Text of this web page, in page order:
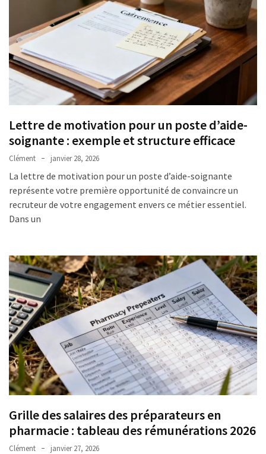
Lettre de motivation pour un poste d’aide-
soignante : exemple et structure efficace
Clément janvier 28, 2026
La lettre de motivation pour un poste d’aide-soignante
représente votre première opportunité de convaincre un
recruteur de votre engagement envers ce métier essentiel.
Dans un
Grille des salaires des préparateurs en
pharmacie : tableau des rémunérations 2026
Clément janvier 27, 2026